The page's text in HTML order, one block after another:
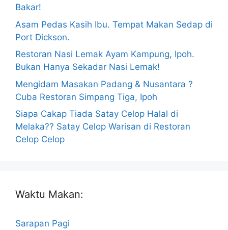
Bakar!
Asam Pedas Kasih Ibu. Tempat Makan Sedap di
Port Dickson.
Restoran Nasi Lemak Ayam Kampung, Ipoh.
Bukan Hanya Sekadar Nasi Lemak!
Mengidam Masakan Padang & Nusantara ?
Cuba Restoran Simpang Tiga, Ipoh
Siapa Cakap Tiada Satay Celop Halal di
Melaka?? Satay Celop Warisan di Restoran
Celop Celop
Waktu Makan:
Sarapan Pagi